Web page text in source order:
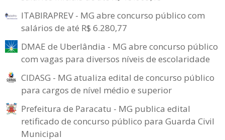
ITABIRAPREV - MG abre concurso público com
salários de até R$ 6.280,77
DMAE de Uberlândia - MG abre concurso público
com vagas para diversos níveis de escolaridade
CIDASG - MG atualiza edital de concurso público
para cargos de nível médio e superior
Prefeitura de Paracatu - MG publica edital
retificado de concurso público para Guarda Civil
Municipal